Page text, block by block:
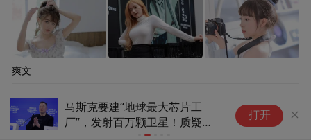
马斯克要建“地球最大芯片工
厂”，发射百万颗卫星！质疑：
巨大算力给谁用？太空将很危险
马斯克
链”打
打开
爽文